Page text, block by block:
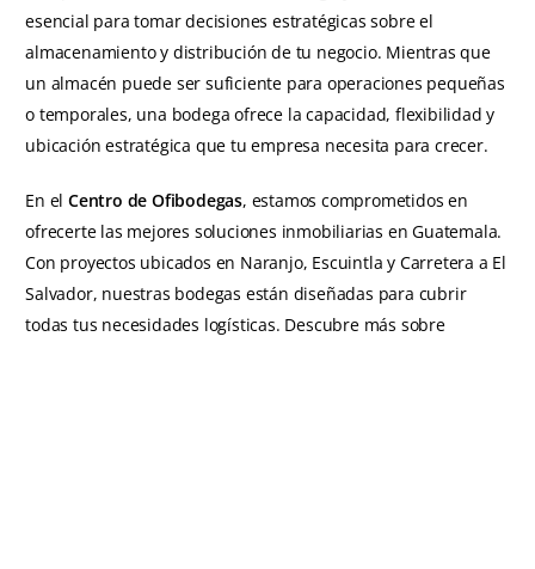
esencial para tomar decisiones estratégicas sobre el
almacenamiento y distribución de tu negocio. Mientras que
un almacén puede ser suficiente para operaciones pequeñas
o temporales, una bodega ofrece la capacidad, flexibilidad y
ubicación estratégica que tu empresa necesita para crecer.
En elCentro de Ofibodegas, estamos comprometidos en
ofrecerte las mejores soluciones inmobiliarias en Guatemala.
Con proyectos ubicados en Naranjo, Escuintla y Carretera a El
Salvador, nuestras bodegas están diseñadas para cubrir
todas tus necesidades logísticas. Descubre más sobre